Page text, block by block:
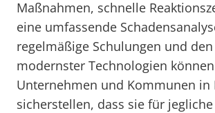
Maßnahmen, schnelle
eine umfassende
regelmäßige Schulungen und den
modernster Technologien können
Unternehmen und Kommunen in
sicherstellen, dass sie für